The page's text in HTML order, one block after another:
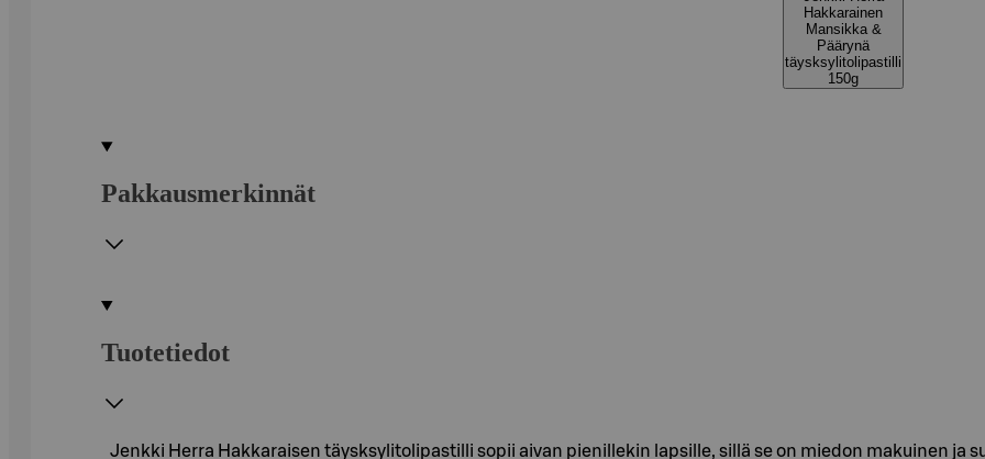
Hakkarainen
Mansikka &
Päärynä
täysksylitolipastilli
150g
Pakkausmerkinnät
Tuotetiedot
Jenkki Herra Hakkaraisen täysksylitolipastilli sopii aivan pienillekin lapsille, sillä se on miedon makuinen ja